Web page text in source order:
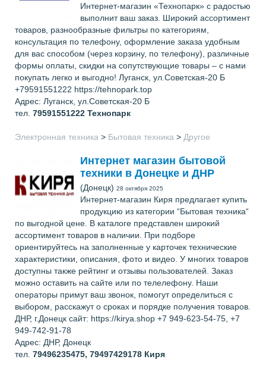
Интернет-магазин «Технопарк» с радостью
выполнит ваш заказ. Широкий ассортимент
товаров, разнообразные фильтры по категориям,
консультация по телефону, оформление заказа удобным
для вас способом (через корзину, по телефону), различные
формы оплаты, скидки на сопутствующие товары – с нами
покупать легко и выгодно! Луганск, ул.Советская-20 Б
+79591551222 https://tehnopark.top
Адрес: Луганск, ул.Советская-20 Б
тел. 79591551222 Технопарк
Электронная техника > Бытовая техника > Другое
Интернет магазин бытовой
техники в Донецке и ДНР
(Донецк) 28 октября 2025
Интернет-магазин Киря предлагает купить
продукцию из категории “Бытовая техника“
по выгодной цене. В каталоге представлен широкий
ассортимент товаров в наличии. При подборе
ориентируйтесь на заполненные у карточек технические
характеристики, описания, фото и видео. У многих товаров
доступны также рейтинг и отзывы пользователей. Заказ
можно оставить на сайте или по телелефону. Наши
операторы примут ваш звонок, помогут определиться с
выбором, расскажут о сроках и порядке получения товаров.
ДНР, г.Донецк сайт: https://kirya.shop +7 949-623-54-75, +7
949-742-91-78
Адрес: ДНР, Донецк
тел. 79496235475, 79497429178 Киря